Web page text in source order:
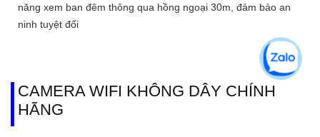
năng xem ban đêm thông qua hồng ngoại 30m, đảm bảo an
ninh tuyệt đối
CAMERA WIFI KHÔNG DÂY CHÍNH
HÃNG